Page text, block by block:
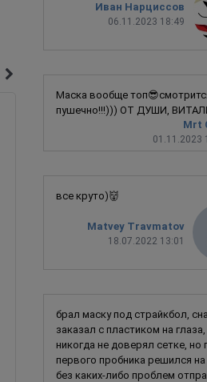
Черепаха
Иван Нарциссов
06.11.2023 18:49
Mrt
01.11.2023
Маска вообще
пушечно!!!))) ОТ ДУШИ,
Matvey Travmatov
18.07.2022 13:01
все круто)👹
брал маску под страйкбол,
заказал с пластиком на глаза,
никогда не доверял сетке, но
первого пробника решился на
без каких-либо проблем